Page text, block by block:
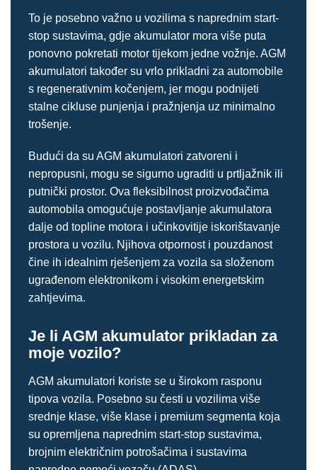
To je posebno važno u vozilima s naprednim start-
stop sustavima, gdje akumulator mora više puta
ponovno pokretati motor tijekom jedne vožnje. AGM
akumulatori također su vrlo prikladni za automobile
s regenerativnim kočenjem, jer mogu podnijeti
stalne cikluse punjenja i pražnjenja uz minimalno
trošenje.
Budući da su AGM akumulatori zatvoreni i
nepropusni, mogu se sigurno ugraditi u prtljažnik ili
putnički prostor. Ova fleksibilnost proizvođačima
automobila omogućuje postavljanje akumulatora
dalje od topline motora i učinkovitije iskorištavanje
prostora u vozilu. Njihova otpornost i pouzdanost
čine ih idealnim rješenjem za vozila sa složenom
ugrađenom elektronikom i visokim energetskim
zahtjevima.
Je li AGM akumulator prikladan za
moje vozilo?
AGM akumulatori koriste se u širokom rasponu
tipova vozila. Posebno su česti u vozilima više
srednje klase, više klase i premium segmenta koja
su opremljena naprednim start-stop sustavima,
brojnim električnim potrošačima i sustavima